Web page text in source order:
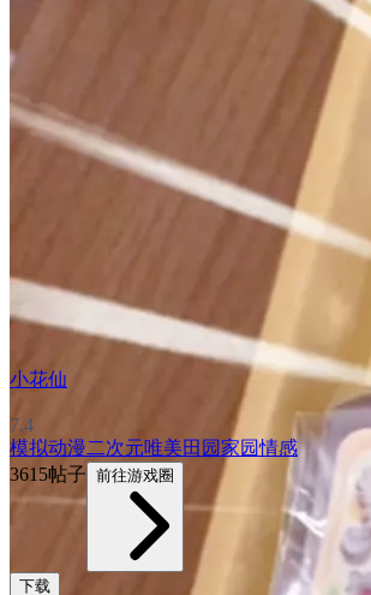
小花仙
7.4
模拟动漫二次元唯美田园家园情感
3615帖子 前往游戏圈
下载